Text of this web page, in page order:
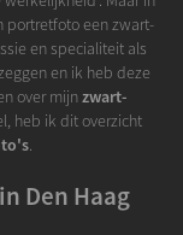
portretfoto een zwart-
en specialiteit als
en ik heb deze
over mijnzwart-
heb ik dit overzicht
.
Den Haag